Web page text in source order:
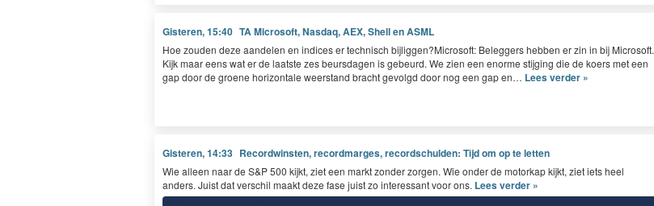
Gisteren, 15:40 TA Microsoft, Nasdaq, AEX, Shell en ASML
Hoe zouden deze aan­de­len en indices er tech­nisch bijliggen?Microsoft: Beleg­gers hebben er zin in bij Microsoft.
Kijk maar eens wat er de laat­ste zes beurs­da­gen is gebeurd. We zien een enorme sti­jging die de koers met een
gap door de groene hor­i­zon­tale weer­stand bracht gevol­gd door nog een gap en… Lees verder »
Gisteren, 14:33 Recordwinsten, recordmarges, recordschulden: Tijd om op te letten
Wie alleen naar de S&P 500 kijkt, ziet een markt zonder zorgen. Wie onder de motorkap kijkt, ziet iets heel
anders. Juist dat verschil maakt deze fase juist zo interessant voor ons. Lees verder »